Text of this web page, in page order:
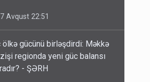
7 Avqust 22:51
ölkə gücünü birləşdirdi: Məkkə
regionda yeni güc balansı
- ŞƏRH